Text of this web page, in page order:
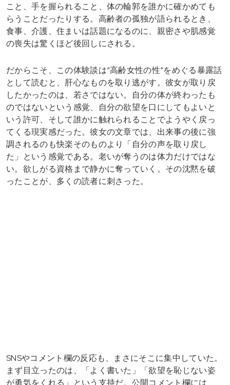
こと、手を握られること、体の輪郭を誰かに確かめても
らうことだったりする。高齢者の孤独が語られるとき、
食事、介護、住まいは話題になるのに、親密さや肌感覚
の喪失は驚くほど後回しにされる。
だからこそ、この体験談は“高齢女性の性”をめぐる暴露話
として読むと、肝心なものを取り逃がす。彼女が取り戻
したかったのは、若さではない。自分の体が終わったも
のではないという感覚、自分の欲望を口にしてもよいと
いう許可、そして誰かに触れられることでようやく戻っ
てくる現実感だった。彼女の文章では、出来事の後に強
調されるのも快楽そのものより「自分の声を取り戻し
た」という感覚である。老いが奪うのは体力だけではな
い。欲しがる資格まで静かに奪っていく。その沈黙を破
ったことが、多くの読者に刺さった。
SNSやコメント欄の反応も、まさにそこに集中していた。
まず目立ったのは、「よく書いた」「欲望を恥じない姿
が勇気をくれる」という支持だ。公開コメント欄には、